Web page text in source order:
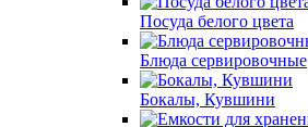
Посуда белого цвета
Блюда сервировочные
Бокалы, Кувшини